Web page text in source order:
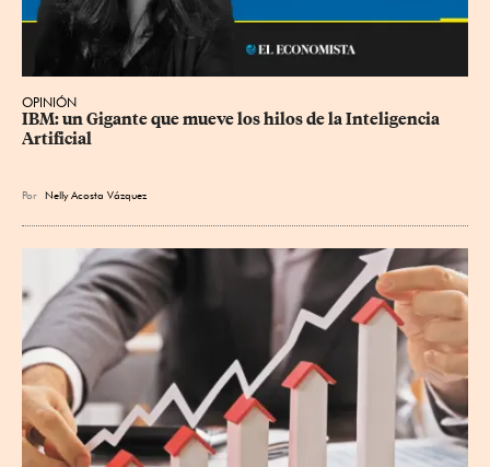
OPINIÓN
IBM: un Gigante que mueve los hilos de la Inteligencia
Artificial
Por Nelly Acosta Vázquez